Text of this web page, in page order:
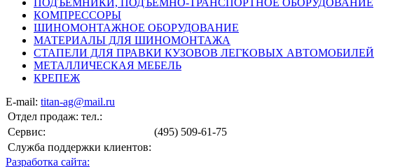
ПОДЪЕМНИКИ, ПОДЪЕМНО-ТРАНСПОРТНОЕ ОБОРУДОВАНИЕ
КОМПРЕССОРЫ
ШИНОМОНТАЖНОЕ ОБОРУДОВАНИЕ
МАТЕРИАЛЫ ДЛЯ ШИНОМОНТАЖА
СТАПЕЛИ ДЛЯ ПРАВКИ КУЗОВОВ ЛЕГКОВЫХ АВТОМОБИЛЕЙ
МЕТАЛЛИЧЕСКАЯ МЕБЕЛЬ
КРЕПЕЖ
E-mail: titan-ag@mail.ru
Отдел продаж: тел.:
(495) 509-61-75
Сервис:
Служба поддержки клиентов:
Разработка сайта: